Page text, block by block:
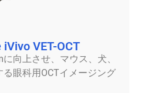
VET-OCT
向上させ、マウス、犬、
眼科用OCTイメージング